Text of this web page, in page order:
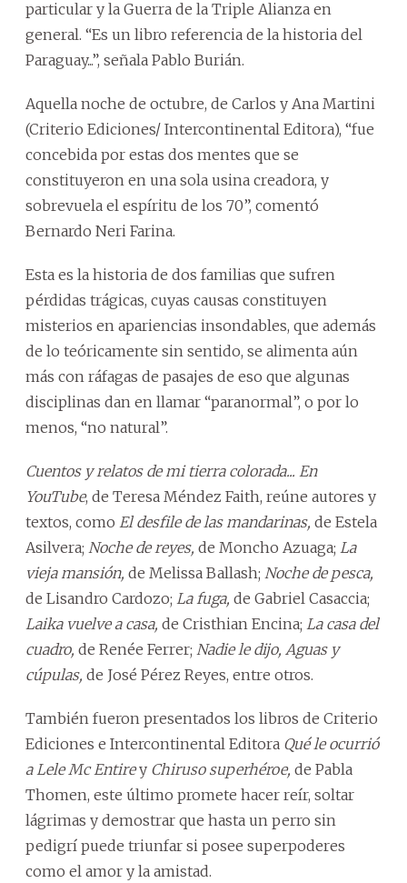
particular y la Guerra de la Triple Alianza en
general. “Es un libro referencia de la historia del
Paraguay...”, señala Pablo Burián.
Aquella noche de octubre, de Carlos y Ana Martini
(Criterio Ediciones/ Intercontinental Editora), “fue
concebida por estas dos mentes que se
constituyeron en una sola usina creadora, y
sobrevuela el espíritu de los 70”, comentó
Bernardo Neri Farina.
Esta es la historia de dos familias que sufren
pérdidas trágicas, cuyas causas constituyen
misterios en apariencias insondables, que además
de lo teóricamente sin sentido, se alimenta aún
más con ráfagas de pasajes de eso que algunas
disciplinas dan en llamar “paranormal”, o por lo
menos, “no natural”.
Cuentos y relatos de mi tierra colorada... En
YouTube, de Teresa Méndez Faith, reúne autores y
textos, como El desfile de las mandarinas, de Estela
Asilvera; Noche de reyes, de Moncho Azuaga; La
vieja mansión, de Melissa Ballash; Noche de pesca,
de Lisandro Cardozo; La fuga, de Gabriel Casaccia;
Laika vuelve a casa, de Cristhian Encina; La casa del
cuadro, de Renée Ferrer; Nadie le dijo, Aguas y
cúpulas, de José Pérez Reyes, entre otros.
También fueron presentados los libros de Criterio
Ediciones e Intercontinental Editora Qué le ocurrió
a Lele Mc Entirey Chiruso superhéroe, de Pabla
Thomen, este último promete hacer reír, soltar
lágrimas y demostrar que hasta un perro sin
pedigrí puede triunfar si posee superpoderes
como el amor y la amistad.